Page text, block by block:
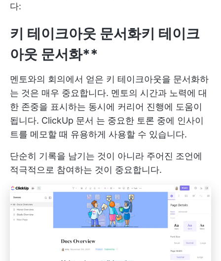
다:
키 테이크아웃 문서화키 테이크
아웃 문서화**
멘토와의 회의에서 얻은 키 테이크아웃을 문서화하
는 것은 매우 중요합니다. 멘토의 시간과 노력에 대
한 존중을 표시하는 동시에 커리어 진행에 도움이
됩니다. ClickUp 문서 는 중요한 토론 중에 인사이
트를 메모할 때 유용하게 사용할 수 있습니다.
단순히 기록을 남기는 것이 아니라 주어진 조언에
적극적으로 참여하는 것이 중요합니다.